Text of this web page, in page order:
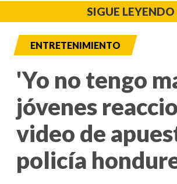
SIGUE LEYENDO
ENTRETENIMIENTO
'Yo no tengo
jóvenes
video de
policía